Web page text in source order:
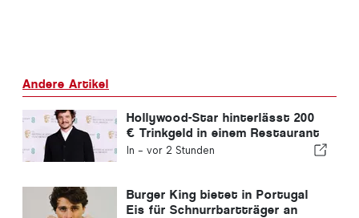
Andere Artikel
Hollywood-Star hinterlässt 200
€ Trinkgeld in einem Restaurant
in Portugal
In - vor 2 Stunden
Burger King bietet in Portugal
Eis für Schnurrbartträger an